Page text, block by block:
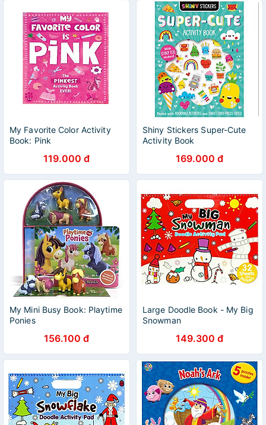
My Favorite Color Activity
Book: Pink
119.000 đ
Shiny Stickers Super-Cute
Activity Book
169.000 đ
My Mini Busy Book: Playtime
Ponies
156.100 đ
Large Doodle Book - My Big
Snowman
149.300 đ